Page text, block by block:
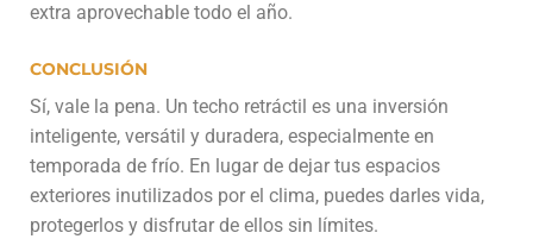
extra aprovechable todo el año.
CONCLUSIÓN
Sí, vale la pena. Un techo retráctil es una inversión
inteligente, versátil y duradera, especialmente en
temporada de frío. En lugar de dejar tus espacios
exteriores inutilizados por el clima, puedes darles vida,
protegerlos y disfrutar de ellos sin límites.